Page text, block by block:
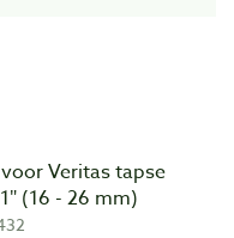
Veritas tapse
(16 - 26 mm)